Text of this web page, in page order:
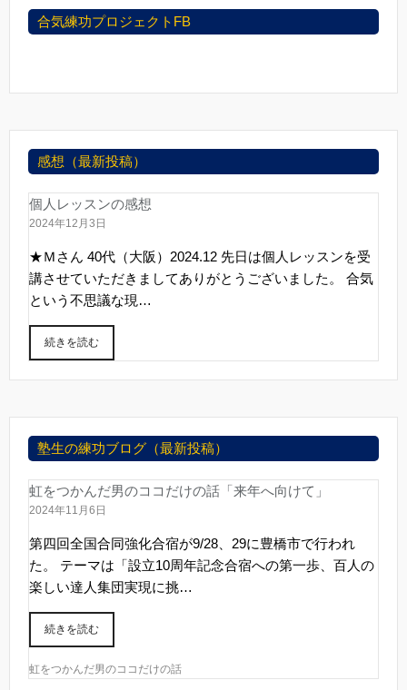
合気練功プロジェクトFB
感想（最新投稿）
個人レッスンの感想
2024年12月3日
★Ｍさん 40代（大阪）2024.12 先日は個人レッスンを受
講させていただきましてありがとうございました。 合気
という不思議な現…
続きを読む
塾生の練功ブログ（最新投稿）
虹をつかんだ男のココだけの話「来年へ向けて」
2024年11月6日
第四回全国合同強化合宿が9/28、29に豊橋市で行われ
た。 テーマは「設立10周年記念合宿への第一歩、百人の
楽しい達人集団実現に挑…
続きを読む
虹をつかんだ男のココだけの話